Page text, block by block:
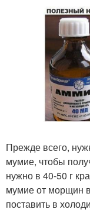
Прежде всего,
мумие, чтобы
нужно в 40-50 г
мумие от морщин
поставить в